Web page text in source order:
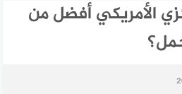
الأمريكي أفضل من